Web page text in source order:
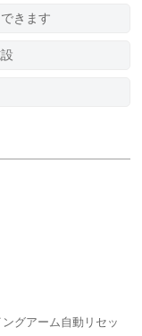
きます
グアーム自動リセッ